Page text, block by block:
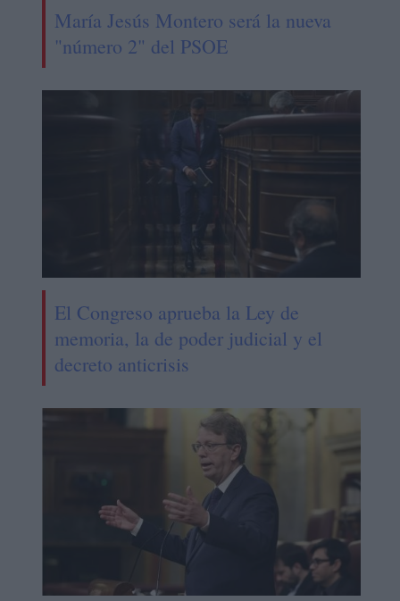
María Jesús Montero será la nueva
"número 2" del PSOE
El Congreso aprueba la Ley de
memoria, la de poder judicial y el
decreto anticrisis